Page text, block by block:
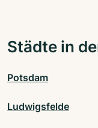
Städte in
Potsdam
Ludwigsfelde